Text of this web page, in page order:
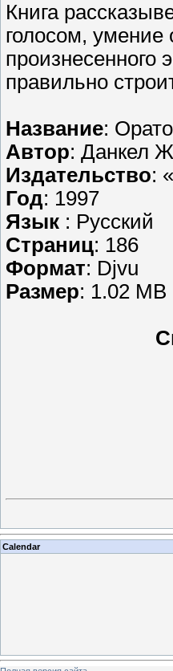
Книга
голосом, умение
произнесенного
правильно
Название:
Автор: Данкел
Издательство:
Год: 1997
Язык : Русский
Страниц: 186
Формат: Djvu
Размер: 1.02 MB
Calendar